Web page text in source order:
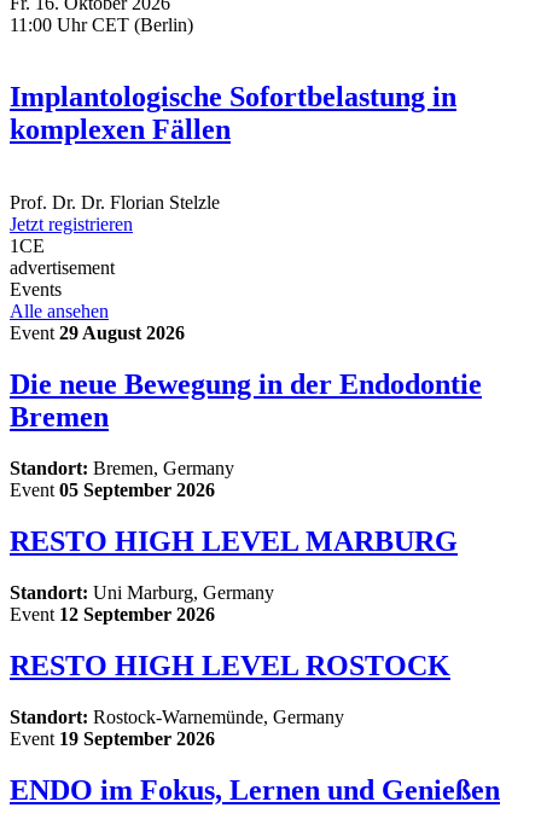
11:00 Uhr CET (Berlin)
Implantologische Sofortbelastung in
komplexen Fällen
Prof. Dr. Dr. Florian Stelzle
Jetzt registrieren
1CE
advertisement
Events
Alle ansehen
Event 29 August 2026
Die neue Bewegung in der Endodontie
Bremen
Standort: Bremen, Germany
Event 05 September 2026
RESTO HIGH LEVEL MARBURG
Standort: Uni Marburg, Germany
Event 12 September 2026
RESTO HIGH LEVEL ROSTOCK
Standort: Rostock-Warnemünde, Germany
Event 19 September 2026
ENDO im Fokus, Lernen und Genießen